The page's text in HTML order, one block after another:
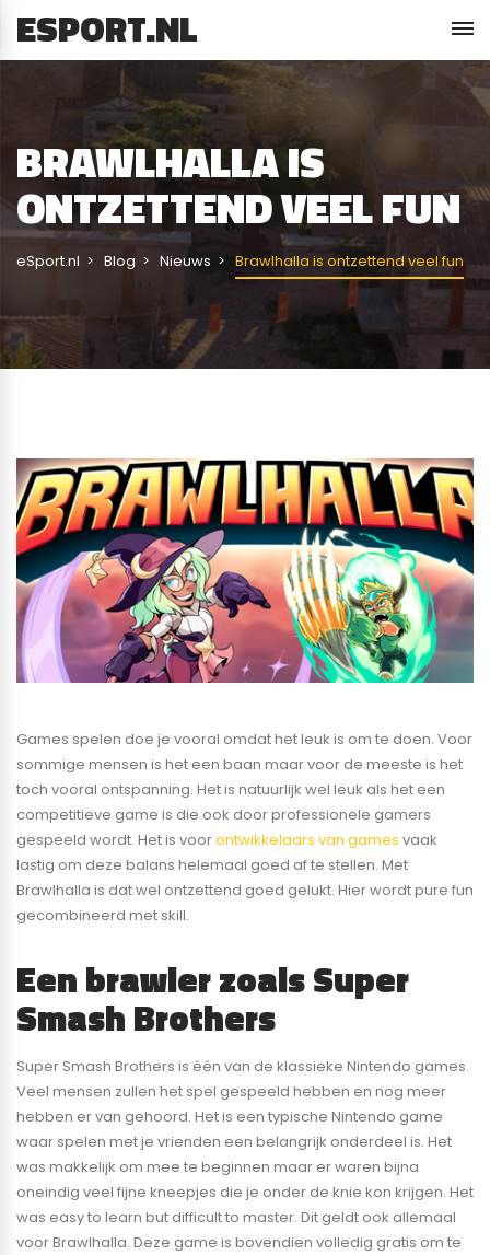
ESPORT.NL
BRAWLHALLA IS
ONTZETTEND VEEL FUN
eSport.nl Blog Nieuws Brawlhalla is ontzettend veel fun
Games spelen doe je vooral omdat het leuk is om te doen. Voor
sommige mensen is het een baan maar voor de meeste is het
toch vooral ontspanning. Het is natuurlijk wel leuk als het een
competitieve game is die ook door professionele gamers
gespeeld wordt. Het is voorontwikkelaars van games vaak
lastig om deze balans helemaal goed af te stellen. Met
Brawlhalla is dat wel ontzettend goed gelukt. Hier wordt pure fun
gecombineerd met skill.
Een brawler zoals Super
Smash Brothers
Super Smash Brothers is één van de klassieke Nintendo games.
Veel mensen zullen het spel gespeeld hebben en nog meer
hebben er van gehoord. Het is een typische Nintendo game
waar spelen met je vrienden een belangrijk onderdeel is. Het
was makkelijk om mee te beginnen maar er waren bijna
oneindig veel fijne kneepjes die je onder de knie kon krijgen. Het
was easy to learn but difficult to master. Dit geldt ook allemaal
voor Brawlhalla. Deze game is bovendien volledig gratis om te